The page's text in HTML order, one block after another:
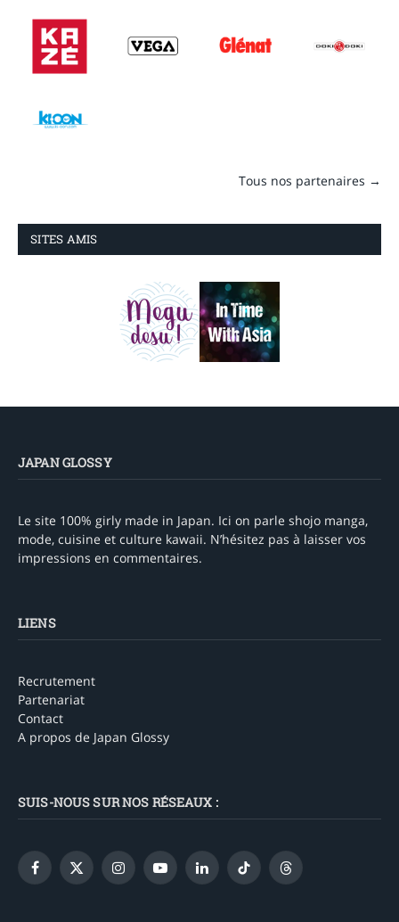
Tous nos partenaires →
SITES AMIS
JAPAN GLOSSY
Le site 100% girly made in Japan. Ici on parle shojo manga,
mode, cuisine et culture kawaii. N’hésitez pas à laisser vos
impressions en commentaires.
LIENS
Recrutement
Partenariat
Contact
A propos de Japan Glossy
SUIS-NOUS SUR NOS RÉSEAUX :
Facebook
X
InstagramYouTubeLinkedInTikTok Threads